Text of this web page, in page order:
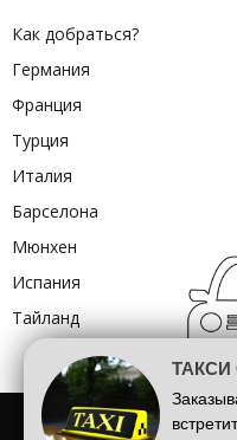
Как добраться?
Германия
Франция
Турция
Италия
Барселона
Мюнхен
Испания
Тайланд
Шарль де Голль
ТАКСИ